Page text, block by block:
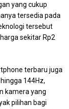
yang cukup
tersedia pada
tersebut
sekitar Rp2
terbaru juga
144Hz,
kamera yang
pilihan bagi